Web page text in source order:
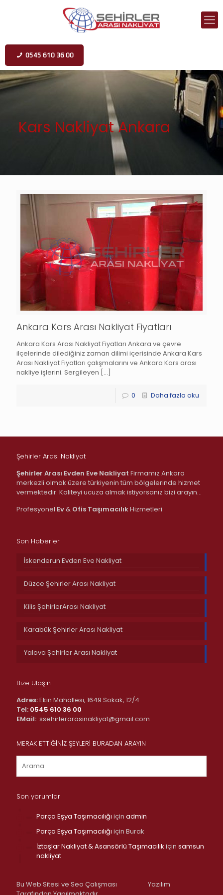
0545 610 36 00
Kars Nakliyat Ankara
Ankara Kars Arası Nakliyat Fiyatları
Ankara Kars Arası Nakliyat Fiyatları Ankara ve çevre
ilçelerinde dilediğiniz zaman dilimi içerisinde Ankara Kars
Arası Nakliyat Fiyatları çalışmalarını ve Ankara Kars arası
nakliye işlerini. Sergileyen […]
0 Daha fazla oku
Şehirler Arası Nakliyat
Şehirler Arası Evden Eve Nakliyat Firmamız Ankara
merkezli olmak üzere türkiyenin tüm bölgelerinde hizmet
vermektedir. Kaliteyi ucuza almak istiyorsanız bizi arayın…
Profesyonel Ev& Ofis TaşımacılıkHizmetleri
Son Haberler
İskenderun Evden Eve Nakliyat
Düzce Şehirler Arası Nakliyat
Kilis ŞehirlerArası Nakliyat
Karabük Şehirler Arası Nakliyat
Yalova Şehirler Arası Nakliyat
Bize Ulaşın
Adres:Ekin Mahallesi, 1649 Sokak, 12/4
Tel: 0545 610 36 00
EMail: ssehirlerarasinakliyat@gmail.com
MERAK ETTİĞİNİZ ŞEYLERİ BURADAN ARAYIN
Son yorumlar
Parça Eşya Taşımacılığı için admin
Parça Eşya Taşımacılığı için Burak
İztaşlar Nakliyat & Asansörlü Taşımacılık için samsun
nakliyat
Bu Web Sitesi ve Seo Çalışması
Yazılım